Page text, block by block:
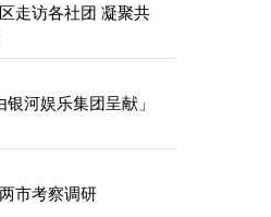
走访各社团 凝聚共
银河娱乐集团呈献」
市考察调研